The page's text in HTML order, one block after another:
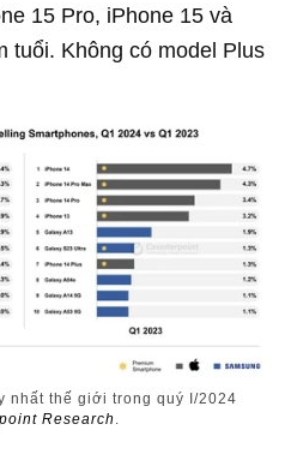
15 Pro, iPhone 15 và
tuổi. Không có model Plus
nhất thế giới trong quý I/2024
Research .